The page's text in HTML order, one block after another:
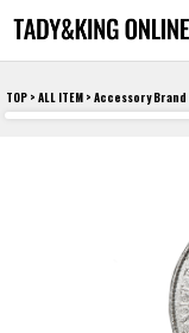
TOP > ALL ITEM > Accessory Brand